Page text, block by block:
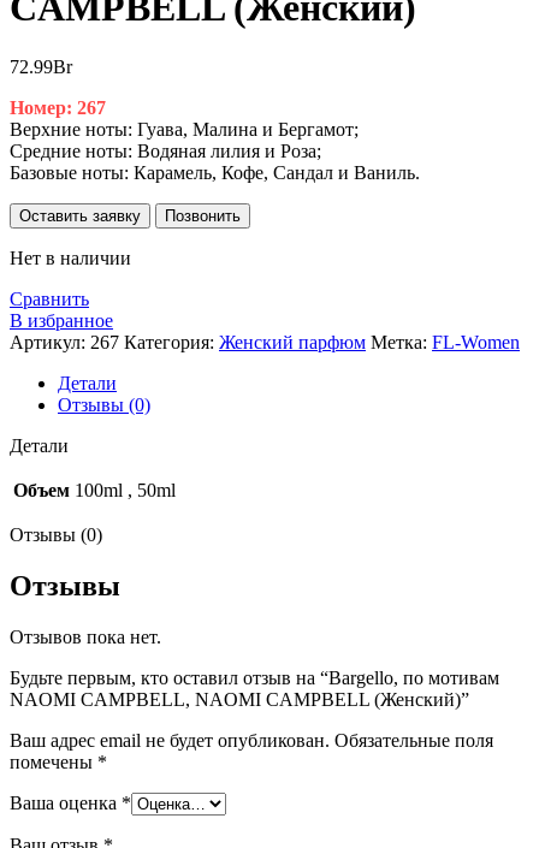
72.99Br
Номер: 267
Верхние ноты: Гуава, Малина и Бергамот;
Средние ноты: Водяная лилия и Роза;
Базовые ноты: Карамель, Кофе, Сандал и Ваниль.
Оставить заявку Позвонить
Нет в наличии
Сравнить
В избранное
Артикул: 267 Категория: Женский парфюм Метка: FL-Women
Детали
Отзывы (0)
Детали
Объем 100ml , 50ml
Отзывы (0)
Отзывы
Отзывов пока нет.
Будьте первым, кто оставил отзыв на “Bargello, по мотивам
NAOMI CAMPBELL, NAOMI CAMPBELL (Женский)”
Ваш адрес email не будет опубликован. Обязательные поля
помечены *
Ваша оценка *